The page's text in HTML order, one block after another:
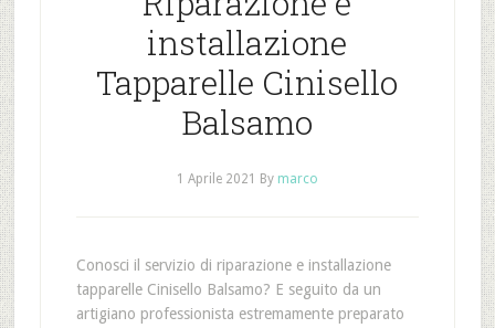
installazione
Tapparelle Cinisello
Balsamo
1 Aprile 2021 By marco
Conosci il servizio di riparazione e installazione
tapparelle Cinisello Balsamo? E seguito da un
artigiano professionista estremamente preparato